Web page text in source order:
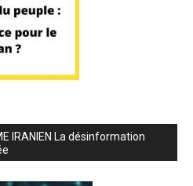
IRANIEN La désinformation